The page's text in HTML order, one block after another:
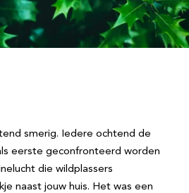
smerig. Iedere ochtend de
eerste geconfronteerd worden
die wildplassers
naast jouw huis. Het was een